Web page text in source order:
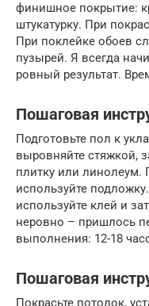
финишное покрытие:
штукатурку. При
При поклейке обоев
пузырей. Я всегда
ровный результат.
Пошаговая
Подготовьте пол к
выровняйте стяжкой,
плитку или линолеум.
используйте
используйте клей и
неровно – пришлось
выполнения: 12-18
Пошаговая
Покрасьте потолок,